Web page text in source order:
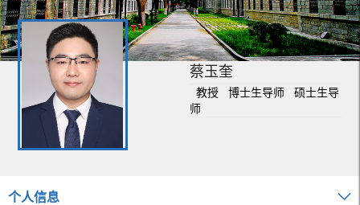
蔡玉奎
教授 博士生导师 硕士生导
师
个人信息